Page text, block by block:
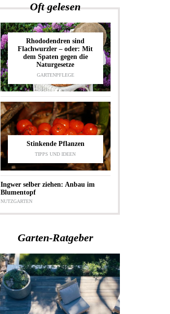
Oft gelesen
Rhododendren sind
Flachwurzler – oder: Mit
dem Spaten gegen die
Naturgesetze
GARTENPFLEGE
Stinkende Pflanzen
TIPPS UND IDEEN
Ingwer selber ziehen: Anbau im
Blumentopf
NUTZGARTEN
Garten-Ratgeber